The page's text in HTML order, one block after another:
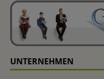
UNTERNEHMEN